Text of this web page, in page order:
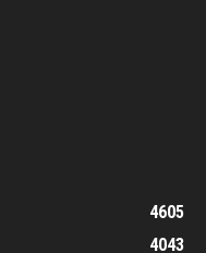
4605
4043